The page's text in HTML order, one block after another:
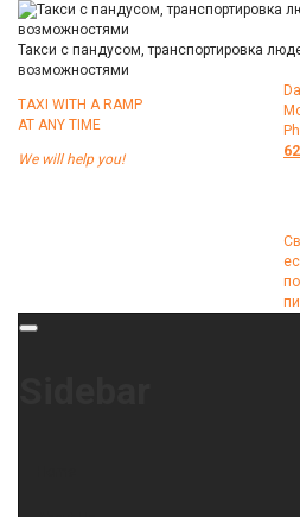
Такси с пандусом, транспортировка
возможностями
TAXI WITH A RAMP
АТ ANY TIME
We will help you!
62